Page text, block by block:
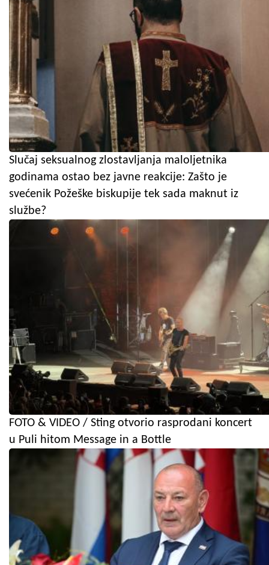
Slučaj seksualnog zlostavljanja maloljetnika
godinama ostao bez javne reakcije: Zašto je
svećenik Požeške biskupije tek sada maknut iz
službe?
FOTO & VIDEO / Sting otvorio rasprodani koncert
u Puli hitom Message in a Bottle